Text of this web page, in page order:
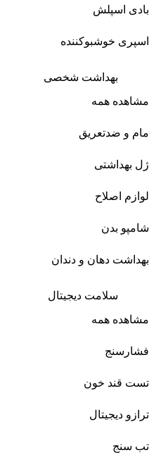
بادی اسپلش
اسپری خوشبوکننده
بهداشت شخصی
مشاهده همه
مام و ضدتعریق
ژل بهداشتی
لوازم اصلاح
شامپو بدن
بهداشت دهان و دندان
سلامت دیجیتال
مشاهده همه
فشارسنج
تست قند خون
ترازو دیجیتال
تب سنج